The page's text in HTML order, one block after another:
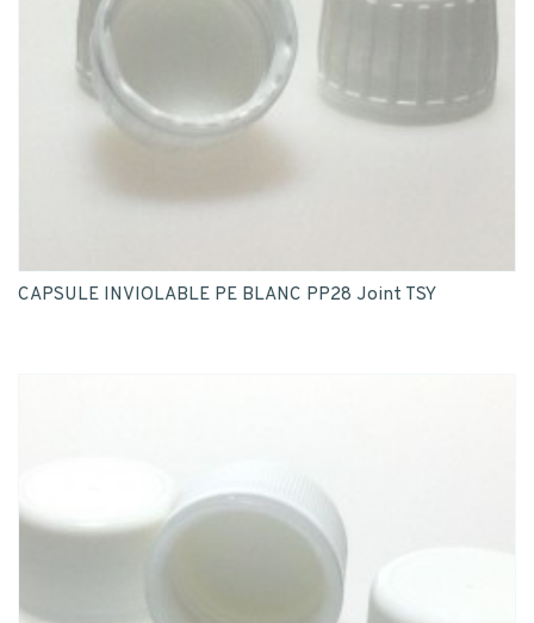
CAPSULE INVIOLABLE PE BLANC PP28 Joint TSY